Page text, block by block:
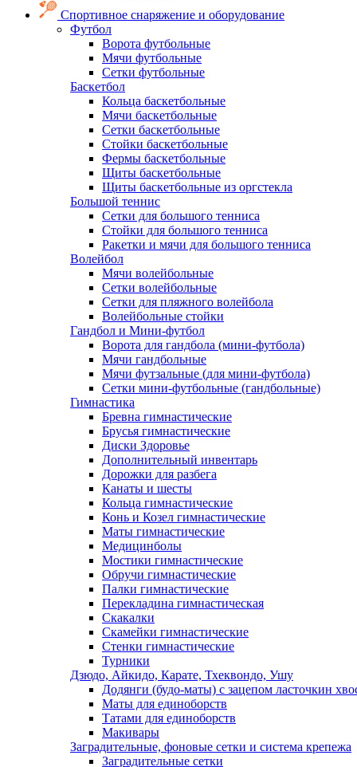
Спортивное снаряжение и оборудование
Футбол
Ворота футбольные
Мячи футбольные
Сетки футбольные
Баскетбол
Кольца баскетбольные
Мячи баскетбольные
Сетки баскетбольные
Стойки баскетбольные
Фермы баскетбольные
Щиты баскетбольные
Щиты баскетбольные из оргстекла
Большой теннис
Сетки для большого тенниса
Стойки для большого тенниса
Ракетки и мячи для большого тенниса
Волейбол
Мячи волейбольные
Сетки волейбольные
Сетки для пляжного волейбола
Волейбольные стойки
Гандбол и Мини-футбол
Ворота для гандбола (мини-футбола)
Мячи гандбольные
Мячи футзальные (для мини-футбола)
Сетки мини-футбольные (гандбольные)
Гимнастика
Бревна гимнастические
Брусья гимнастические
Диски Здоровье
Дополнительный инвентарь
Дорожки для разбега
Канаты и шесты
Кольца гимнастические
Конь и Козел гимнастические
Маты гимнастические
Медицинболы
Мостики гимнастические
Обручи гимнастические
Палки гимнастические
Перекладина гимнастическая
Скакалки
Скамейки гимнастические
Стенки гимнастические
Турники
Дзюдо, Айкидо, Карате, Тхеквондо, Ушу
Додянги (будо-маты) с зацепом ласточкин
Маты для единоборств
Татами для единоборств
Макивары
Заградительные, фоновые сетки и система крепежа
Заградительные сетки